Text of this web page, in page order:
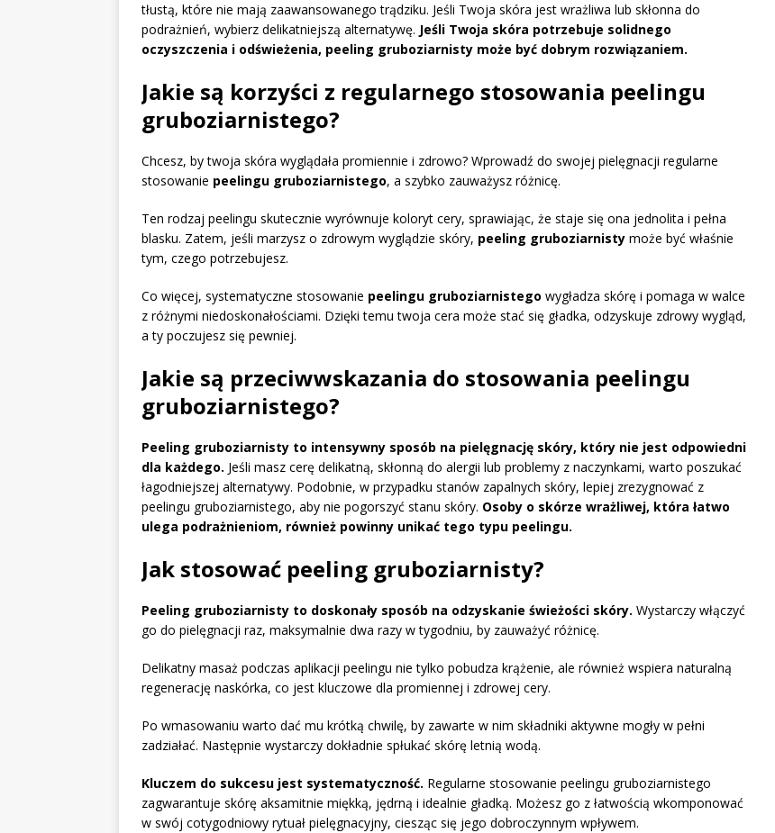
tłustą, które nie mają zaawansowanego trądziku. Jeśli Twoja skóra jest wrażliwa lub skłonna do
podrażnień, wybierz delikatniejszą alternatywę. Jeśli Twoja skóra potrzebuje solidnego
oczyszczenia i odświeżenia, peeling gruboziarnisty może być dobrym rozwiązaniem.
Jakie są korzyści z regularnego stosowania peelingu
gruboziarnistego?
Chcesz, by twoja skóra wyglądała promiennie i zdrowo? Wprowadź do swojej pielęgnacji regularne
stosowanie peelingu gruboziarnistego, a szybko zauważysz różnicę.
Ten rodzaj peelingu skutecznie wyrównuje koloryt cery, sprawiając, że staje się ona jednolita i pełna
blasku. Zatem, jeśli marzysz o zdrowym wyglądzie skóry, peeling gruboziarnisty może być właśnie
tym, czego potrzebujesz.
Co więcej, systematyczne stosowanie peelingu gruboziarnistego wygładza skórę i pomaga w walce
z różnymi niedoskonałościami. Dzięki temu twoja cera może stać się gładka, odzyskuje zdrowy wygląd,
a ty poczujesz się pewniej.
Jakie są przeciwwskazania do stosowania peelingu
gruboziarnistego?
Peeling gruboziarnisty to intensywny sposób na pielęgnację skóry, który nie jest odpowiedni
dla każdego. Jeśli masz cerę delikatną, skłonną do alergii lub problemy z naczynkami, warto poszukać
łagodniejszej alternatywy. Podobnie, w przypadku stanów zapalnych skóry, lepiej zrezygnować z
peelingu gruboziarnistego, aby nie pogorszyć stanu skóry. Osoby o skórze wrażliwej, która łatwo
ulega podrażnieniom, również powinny unikać tego typu peelingu.
Jak stosować peeling gruboziarnisty?
Peeling gruboziarnisty to doskonały sposób na odzyskanie świeżości skóry. Wystarczy włączyć
go do pielęgnacji raz, maksymalnie dwa razy w tygodniu, by zauważyć różnicę.
Delikatny masaż podczas aplikacji peelingu nie tylko pobudza krążenie, ale również wspiera naturalną
regenerację naskórka, co jest kluczowe dla promiennej i zdrowej cery.
Po wmasowaniu warto dać mu krótką chwilę, by zawarte w nim składniki aktywne mogły w pełni
zadziałać. Następnie wystarczy dokładnie spłukać skórę letnią wodą.
Kluczem do sukcesu jest systematyczność. Regularne stosowanie peelingu gruboziarnistego
zagwarantuje skórę aksamitnie miękką, jędrną i idealnie gładką. Możesz go z łatwością wkomponować
w swój cotygodniowy rytuał pielęgnacyjny, ciesząc się jego dobroczynnym wpływem.